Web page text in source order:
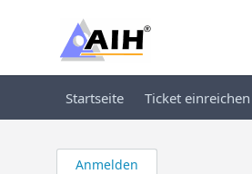
Startseite Ticket einreichen
Anmelden